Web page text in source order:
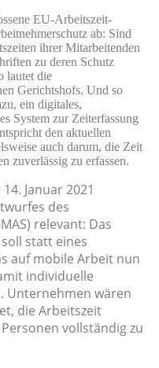
EU-Arbeitszeit-
ab: Sind
ihrer Mitarbeitenden
zu deren Schutz
lautet die
Gerichtshofs. Und so
ein digitales,
System zur Zeiterfassung
den aktuellen
auch darum, die Zeit
zuverlässig zu erfassen.
Januar 2021
des
relevant: Das
statt eines
auf mobile Arbeit nun
individuelle
Unternehmen wären
die Arbeitszeit
vollständig zu